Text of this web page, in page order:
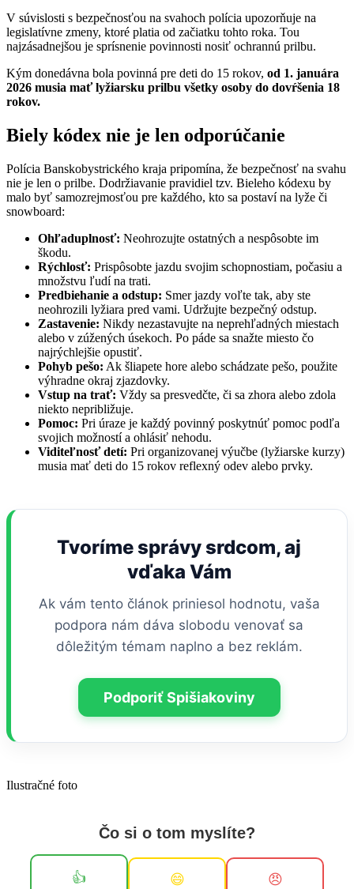
V súvislosti s bezpečnosťou na svahoch polícia upozorňuje na
legislatívne zmeny, ktoré platia od začiatku tohto roka. Tou
najzásadnejšou je sprísnenie povinnosti nosiť ochrannú prilbu.
Kým donedávna bola povinná pre deti do 15 rokov, od 1. januára
2026 musia mať lyžiarsku prilbu všetky osoby do dovŕšenia 18
rokov.
Biely kódex nie je len odporúčanie
Polícia Banskobystrického kraja pripomína, že bezpečnosť na svahu
nie je len o prilbe. Dodržiavanie pravidiel tzv. Bieleho kódexu by
malo byť samozrejmosťou pre každého, kto sa postaví na lyže či
snowboard:
Ohľaduplnosť: Neohrozujte ostatných a nespôsobte im
škodu.
Rýchlosť: Prispôsobte jazdu svojim schopnostiam, počasiu a
množstvu ľudí na trati.
Predbiehanie a odstup: Smer jazdy voľte tak, aby ste
neohrozili lyžiara pred vami. Udržujte bezpečný odstup.
Zastavenie: Nikdy nezastavujte na neprehľadných miestach
alebo v zúžených úsekoch. Po páde sa snažte miesto čo
najrýchlejšie opustiť.
Pohyb pešo: Ak šliapete hore alebo schádzate pešo, použite
výhradne okraj zjazdovky.
Vstup na trať: Vždy sa presvedčte, či sa zhora alebo zdola
niekto nepribližuje.
Pomoc: Pri úraze je každý povinný poskytnúť pomoc podľa
svojich možností a ohlásiť nehodu.
Viditeľnosť detí: Pri organizovanej výučbe (lyžiarske kurzy)
musia mať deti do 15 rokov reflexný odev alebo prvky.
Tvoríme správy srdcom, aj
vďaka Vám
Ak vám tento článok priniesol hodnotu, vaša
podpora nám dáva slobodu venovať sa
dôležitým témam naplno a bez reklám.
Podporiť Spišiakoviny
Ilustračné foto
Čo si o tom myslíte?
👍 😄 😠